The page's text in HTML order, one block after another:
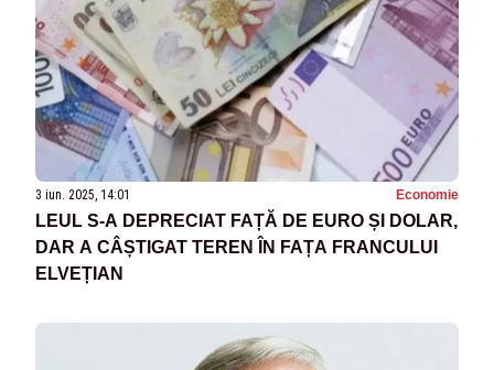
3 iun. 2025, 14:01 Economie
LEUL S-A DEPRECIAT FAȚĂ DE EURO ȘI DOLAR,
DAR A CÂȘTIGAT TEREN ÎN FAȚA FRANCULUI
ELVEȚIAN